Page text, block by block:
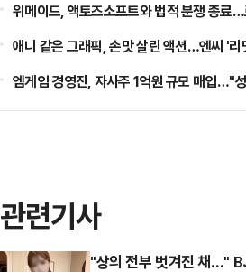
위메이드, 액토즈소프트와 법적 분쟁 종료
애니 같은 그래픽, 손맛 살린 액션…엔씨 '리
엠게임 경영진, 자사주 1억원 규모 매입…"
관련기사
"상의 전부 벗겨진 채…"